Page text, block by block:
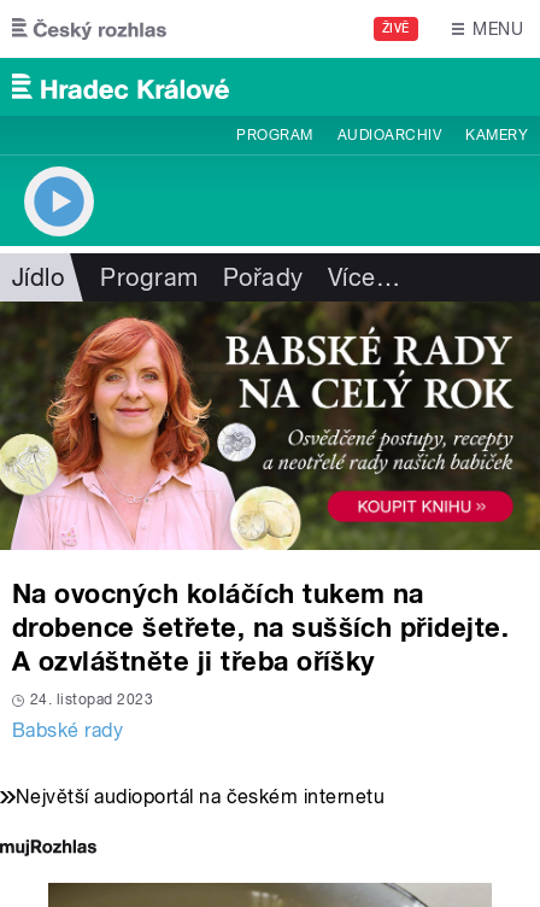
Přejít k hlavnímu obsahu
ŽIVĚ MENU
PROGRAM AUDIOARCHIV KAMERY
Jídlo Program Pořady Více…
Na ovocných koláčích tukem na
drobence šetřete, na sušších přidejte.
A ozvláštněte ji třeba oříšky
24. listopad 2023
Babské rady
Největší audioportál na českém internetu